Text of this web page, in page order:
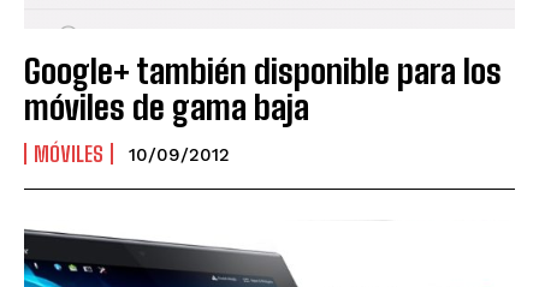
Google+ también disponible para los
móviles de gama baja
MÓVILES 10/09/2012